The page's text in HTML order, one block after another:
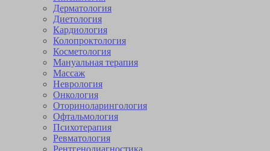
Дерматология
Диетология
Кардиология
Коло­проктология
Косметология
Мануальная терапия
Массаж
Неврология
Онкология
Оторино­ларингология
Офтальмология
Психотерапия
Ревматология
Рентгенодиагностика